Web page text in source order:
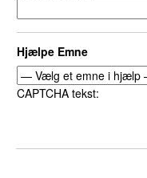
Hjælpe Emne
CAPTCHA tekst: